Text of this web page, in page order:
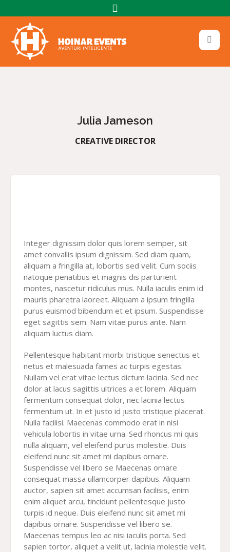
Julia Jameson
CREATIVE DIRECTOR
Integer dignissim dolor quis lorem semper, sit
amet convallis ipsum dignissim. Sed diam quam,
aliquam a fringilla at, lobortis sed velit. Cum sociis
natoque penatibus et magnis dis parturient
montes, nascetur ridiculus mus. Nulla iaculis enim id
mauris pharetra laoreet. Aliquam a ipsum fringilla
purus euismod bibendum et et ipsum. Suspendisse
eget sagittis sem. Nam vitae purus ante. Nam
aliquam luctus diam.
Pellentesque habitant morbi tristique senectus et
netus et malesuada fames ac turpis egestas.
Nullam vel erat vitae lectus dictum lacinia. Sed nec
dolor at lacus sagittis ultrices a et lorem. Aliquam
fermentum consequat dolor, nec lacinia lectus
fermentum ut. In et justo id justo tristique placerat.
Nulla facilisi. Maecenas commodo erat in nisi
vehicula lobortis in vitae urna. Sed rhoncus mi quis
nulla aliquam, vel eleifend purus molestie. Duis
eleifend nunc sit amet mi dapibus ornare.
Suspendisse vel libero se Maecenas ornare
consequat massa ullamcorper dapibus. Aliquam
auctor, sapien sit amet accumsan facilisis, enim
enim aliquet arcu, tincidunt pellentesque justo
turpis id neque. Duis eleifend nunc sit amet mi
dapibus ornare. Suspendisse vel libero se.
Maecenas tempus leo ac nisi iaculis porta. Sed
sapien tortor, aliquet a velit ut, lacinia molestie velit.